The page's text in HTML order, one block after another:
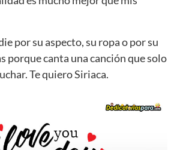
por su aspecto, su ropa o por su
porque canta una canción que solo
Te quiero Siriaca.